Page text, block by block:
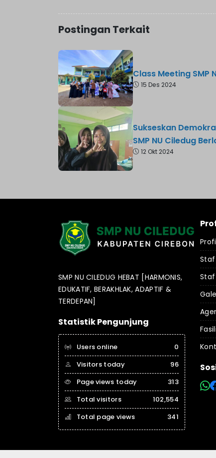
Postingan Terkait
Class Meeting SMP
15 Des 2024
Sukseskan
SMP NU Ciledug
12 Okt 2024
SMP NU CILEDUG HEBAT [HARMONIS,
EDUKATIF, BERAKHLAK, ADAPTIF &
TERDEPAN]
Statistik Pengunjung
Users online
0
Visitors today
96
Page views today
313
Total visitors
102,554
Total page views
341